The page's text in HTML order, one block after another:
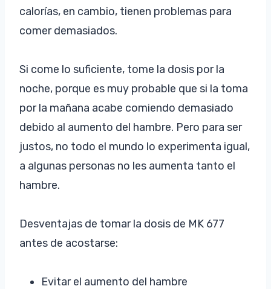
calorías, en cambio, tienen problemas para
comer demasiados.
Si come lo suficiente, tome la dosis por la
noche, porque es muy probable que si la toma
por la mañana acabe comiendo demasiado
debido al aumento del hambre. Pero para ser
justos, no todo el mundo lo experimenta igual,
a algunas personas no les aumenta tanto el
hambre.
Desventajas de tomar la dosis de MK 677
antes de acostarse:
Evitar el aumento del hambre